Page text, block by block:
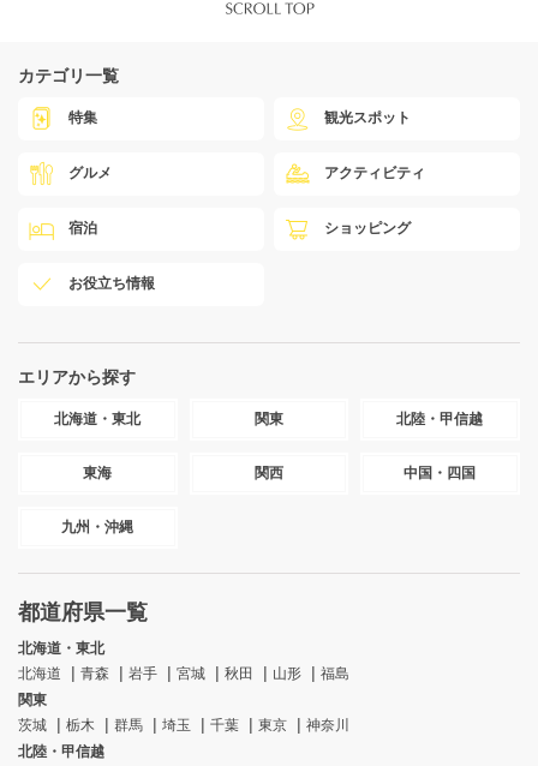
カテゴリ一覧
特集 観光スポット
グルメ アクティビティ
宿泊 ショッピング
お役立ち情報
エリアから探す
北海道・東北 関東 北陸・甲信越
東海 関西 中国・四国
九州・沖縄
都道府県一覧
北海道・東北
北海道
青森 岩手 宮城 秋田 山形
福島
関東
茨城
栃木 群馬 埼玉 千葉 東京
神奈川
北陸・甲信越